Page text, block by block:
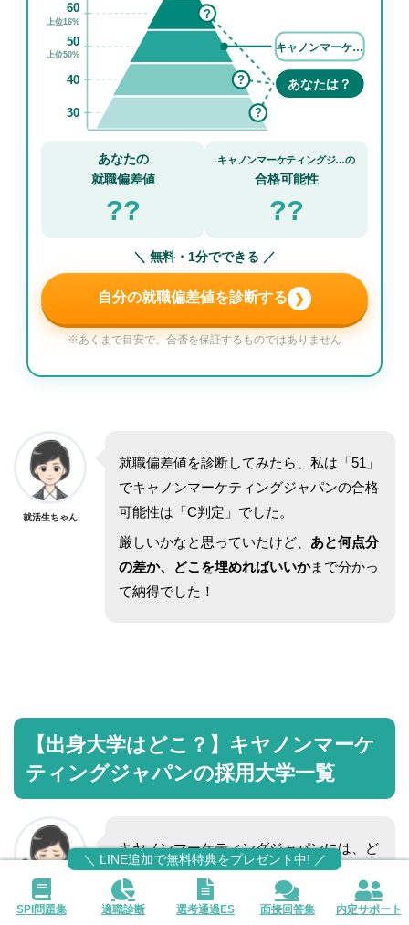
60
上位16%
50
上位50%
40
30
キャノンマーケ…
?
?
?
あなたは？
あなたの
就職偏差値
??
キャノンマーケティングジ…の
合格可能性
??
＼ 無料・1分でできる ／
自分の就職偏差値を診断する ❯
※あくまで目安で、合否を保証するものではありません
就活生ちゃん
就職偏差値を診断してみたら、私は「51」
でキャノンマーケティングジャパンの合格
可能性は「C判定」でした。
厳しいかなと思っていたけど、 あと何点分
の差か、どこを埋めればいいかまで分かっ
て納得でした！
【出身大学はどこ？】キヤノンマーケ
ティングジャパンの採用大学一覧
就活生ちゃん
キヤノンマーケティングジャパンには、ど
んな大学出身の人がいるのでしょうか？
OB・OG訪問をしてみたいので、私の大学
SPI問題集 適職診断 選考通過ES 面接回答集 内定サポート
＼ LINE追加で無料特典をプレゼント中! ／